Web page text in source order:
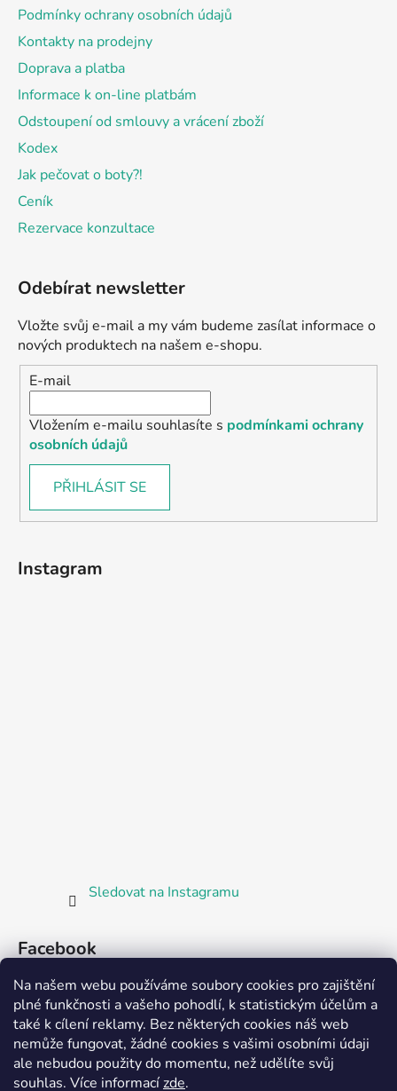
Na našem webu používáme soubory cookies pro zajištění
plné funkčnosti a vašeho pohodlí, k statistickým účelům a
také k cílení reklamy. Bez některých cookies náš web
nemůže fungovat, žádné cookies s vašimi osobními údaji
ale nebudou použity do momentu, než udělíte svůj
souhlas. Více informacízde.
Podmínky ochrany osobních údajů
Kontakty na prodejny
Doprava a platba
Informace k on-line platbám
Odstoupení od smlouvy a vrácení zboží
Kodex
Jak pečovat o boty?!
Ceník
Rezervace konzultace
Odebírat newsletter
Vložte svůj e-mail a my vám budeme zasílat informace o
nových produktech na našem e-shopu.
E-mail
Vložením e-mailu souhlasíte s podmínkami ochrany
osobních údajů
PŘIHLÁSIT SE
Instagram
Sledovat na Instagramu
Facebook
Partnerská prodejna Barefoot Plzeň